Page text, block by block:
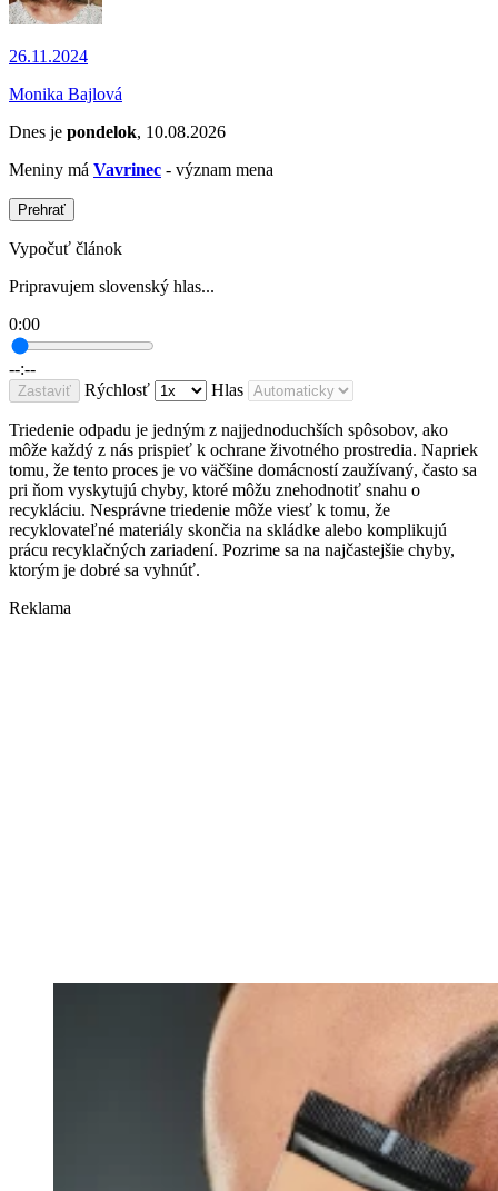
26.11.2024
Monika Bajlová
Dnes je pondelok, 10.08.2026
Meniny má Vavrinec - význam mena
Prehrať
Vypočuť článok
Pripravujem slovenský hlas...
0:00
--:--
Zastaviť Rýchlosť Hlas
Triedenie odpadu je jedným z najjednoduchších spôsobov, ako
môže každý z nás prispieť k ochrane životného prostredia. Napriek
tomu, že tento proces je vo väčšine domácností zaužívaný, často sa
pri ňom vyskytujú chyby, ktoré môžu znehodnotiť snahu o
recykláciu. Nesprávne triedenie môže viesť k tomu, že
recyklovateľné materiály skončia na skládke alebo komplikujú
prácu recyklačných zariadení. Pozrime sa na najčastejšie chyby,
ktorým je dobré sa vyhnúť.
Reklama